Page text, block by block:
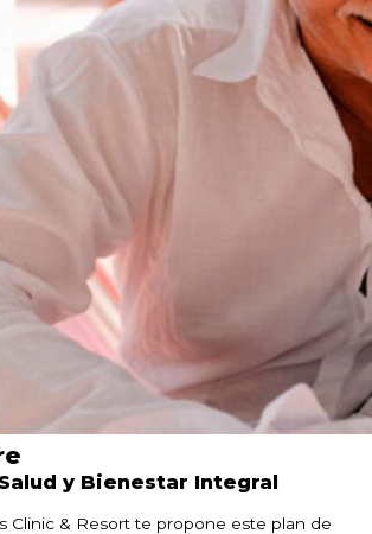
y Bienestar Integral
Clinic & Resort te propone este plan de